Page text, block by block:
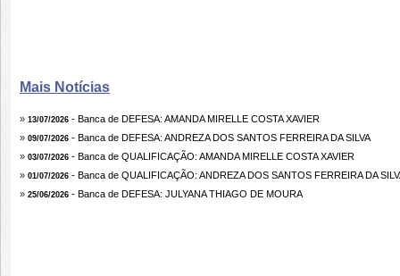
Mais Notícias
» 13/07/2026 - Banca de DEFESA: AMANDA MIRELLE COSTA XAVIER
» 09/07/2026 - Banca de DEFESA: ANDREZA DOS SANTOS FERREIRA DA SILVA
» 03/07/2026 - Banca de QUALIFICAÇÃO: AMANDA MIRELLE COSTA XAVIER
» 01/07/2026 - Banca de QUALIFICAÇÃO: ANDREZA DOS SANTOS FERREIRA DA
» 25/06/2026 - Banca de DEFESA: JULYANA THIAGO DE MOURA